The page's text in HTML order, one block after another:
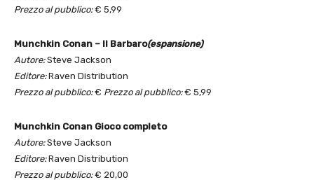
Prezzo al pubblico:€ 5,99
Munchkin Conan – Il Barbaro(espansione)
Autore:Steve Jackson
Editore:Raven Distribution
Prezzo al pubblico:€ Prezzo al pubblico:€ 5,99
Munchkin Conan Gioco completo
Autore:Steve Jackson
Editore:Raven Distribution
Prezzo al pubblico:€ 20,00